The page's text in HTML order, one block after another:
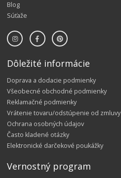
Blog
Súťaže
Dôležité informácie
Doprava a dodacie podmienky
Všeobecné obchodné podmienky
Reklamačné podmienky
Vrátenie tovaru/odstúpenie od zmluvy
Ochrana osobných údajov
Často kladené otázky
Elektronické darčekové poukážky
Vernostný program